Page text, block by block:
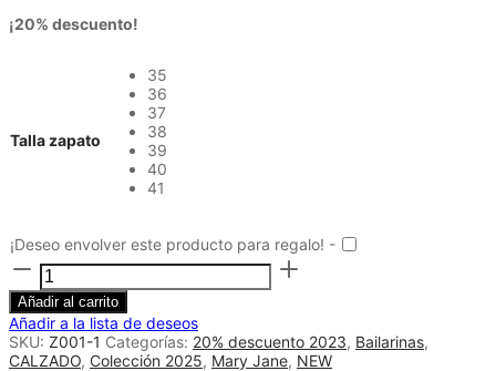
¡20% descuento!
Talla zapato
35
36
37
38
39
40
41
¡Deseo envolver este producto para regalo! -
Bailarina
ante
Mary
Jane
negra
cantidad
Añadir al carrito
Añadir a la lista de deseos
SKU: Z001-1 Categorías: 20% descuento 2023, Bailarinas,
CALZADO, Colección 2025, Mary Jane, NEW